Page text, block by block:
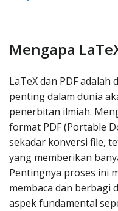
Mengapa
LaTeX dan PDF
penting dalam dunia
penerbitan ilmiah.
format PDF (Portable
sekadar konversi file,
yang memberikan
Pentingnya proses ini
membaca dan berbagi
aspek fundamental